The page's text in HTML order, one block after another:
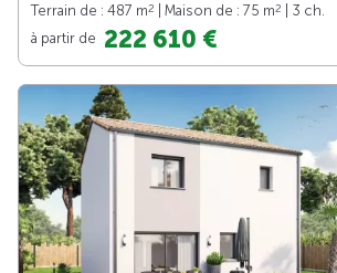
Terrain de : 487 m2 | Maison de : 75 m2
| 3 ch.
à partir de 222 610 €